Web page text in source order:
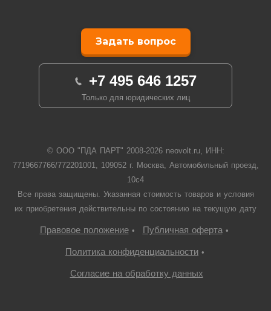
Задать вопрос
+7 495 646 1257
Только для юридических лиц
© ООО "ПДА ПАРТ" 2008-2026neovolt.ru, ИНН:
7719667766/772201001, 109052 г. Москва, Автомобильный проезд,
10с4
Все права защищены. Указанная стоимость товаров и условия
их приобретения действительны по состоянию на текущую дату
Правовое положение• Публичная оферта•
Политика конфиденциальности •
Согласие на обработку данных